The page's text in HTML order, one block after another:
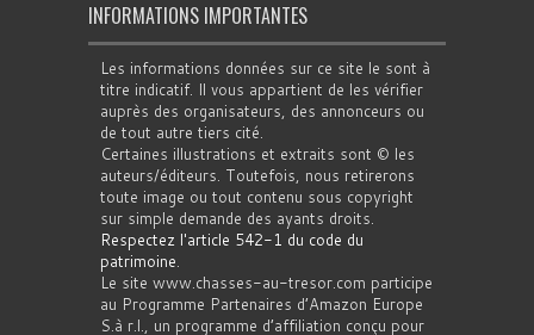
INFORMATIONS IMPORTANTES
Les informations données sur ce site le sont à
titre indicatif. Il vous appartient de les vérifier
auprès des organisateurs, des annonceurs ou
de tout autre tiers cité.
Certaines illustrations et extraits sont © les
auteurs/éditeurs. Toutefois, nous retirerons
toute image ou tout contenu sous copyright
sur simple demande des ayants droits.
Respectez l'article 542-1 du code du
patrimoine.
Le site www.chasses-au-tresor.com participe
au Programme Partenaires d’Amazon Europe
S.à r.l., un programme d’affiliation conçu pour